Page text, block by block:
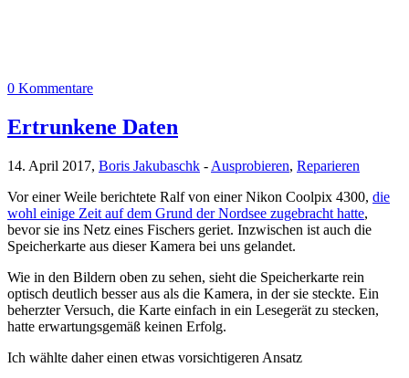
0 Kommentare
Ertrunkene Daten
14. April 2017, Boris Jakubaschk - Ausprobieren, Reparieren
Vor einer Weile berichtete Ralf von einer Nikon Coolpix 4300, die
wohl einige Zeit auf dem Grund der Nordsee zugebracht hatte,
bevor sie ins Netz eines Fischers geriet. Inzwischen ist auch die
Speicherkarte aus dieser Kamera bei uns gelandet.
Wie in den Bildern oben zu sehen, sieht die Speicherkarte rein
optisch deutlich besser aus als die Kamera, in der sie steckte. Ein
beherzter Versuch, die Karte einfach in ein Lesegerät zu stecken,
hatte erwartungsgemäß keinen Erfolg.
Ich wählte daher einen etwas vorsichtigeren Ansatz